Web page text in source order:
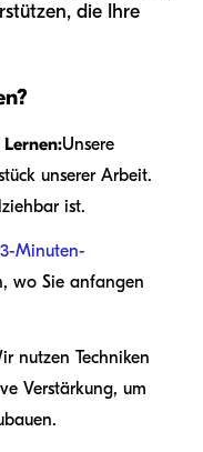
die Ihre
Unsere
unserer Arbeit.
ist.
3-Minuten-
wo Sie anfangen
nutzen Techniken
Verstärkung, um